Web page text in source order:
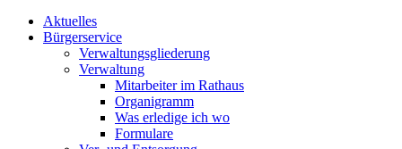
Aktuelles
Bürgerservice
Verwaltungsgliederung
Verwaltung
Mitarbeiter im Rathaus
Organigramm
Was erledige ich wo
Formulare